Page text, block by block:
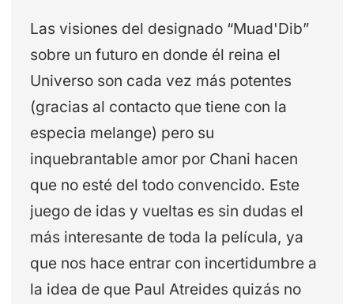
Las visiones del designado “Muad'Dib”
sobre un futuro en donde él reina el
Universo son cada vez más potentes
(gracias al contacto que tiene con la
especia melange) pero su
inquebrantable amor por Chani hacen
que no esté del todo convencido. Este
juego de idas y vueltas es sin dudas el
más interesante de toda la película, ya
que nos hace entrar con incertidumbre a
la idea de que Paul Atreides quizás no